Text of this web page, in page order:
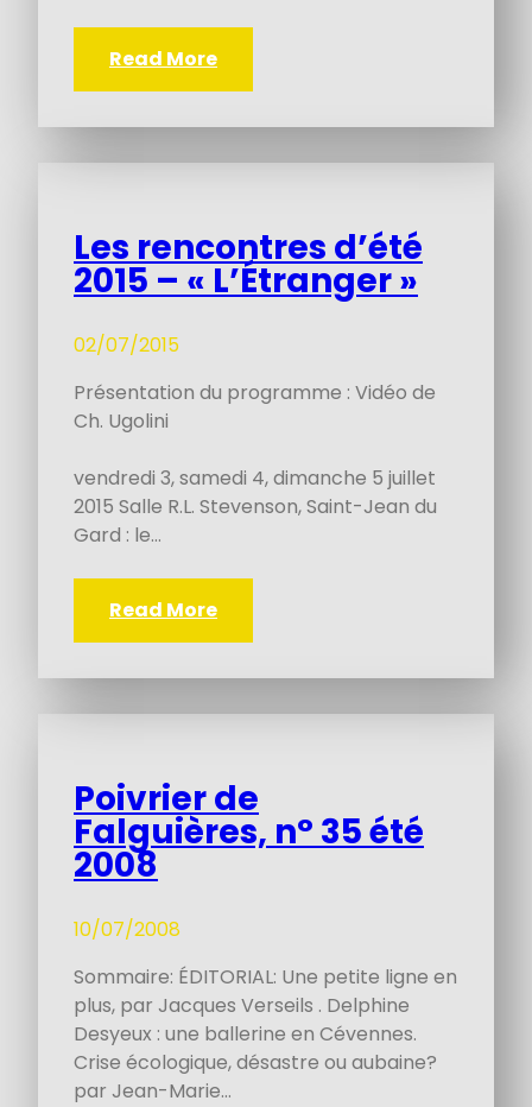
Read More
Les rencontres d’été
2015 – « L’Étranger »
02/07/2015
Présentation du programme : Vidéo de
Ch. Ugolini
vendredi 3, samedi 4, dimanche 5 juillet
2015 Salle R.L. Stevenson, Saint-Jean du
Gard : le…
Read More
Poivrier de
Falguières, n° 35 été
2008
10/07/2008
Sommaire: ÉDITORIAL: Une petite ligne en
plus, par Jacques Verseils . Delphine
Desyeux : une ballerine en Cévennes.
Crise écologique, désastre ou aubaine?
par Jean-Marie…